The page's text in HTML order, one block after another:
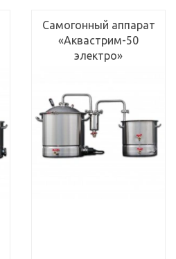
Самогонный аппарат
«Аквастрим-50
электро»